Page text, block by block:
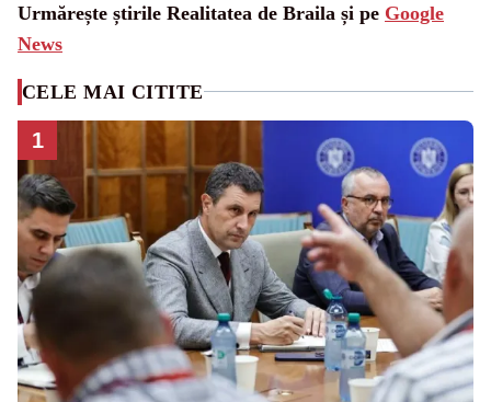
Urmărește știrile Realitatea de Braila și pe Google
News
CELE MAI CITITE
1